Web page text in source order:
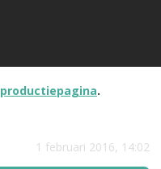
productiepagina.
1 februari 2016, 14:02